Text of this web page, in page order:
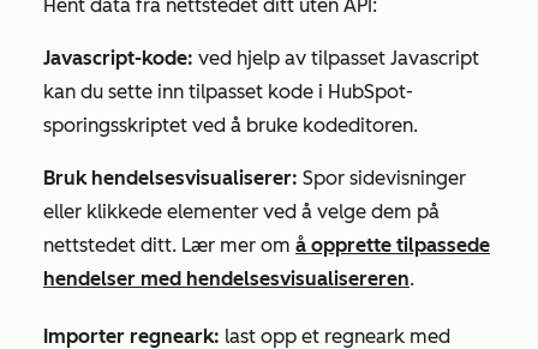
Hent data fra nettstedet ditt uten API:
Javascript-kode: ved hjelp av tilpasset Javascript
kan du sette inn tilpasset kode i HubSpot-
sporingsskriptet ved å bruke kodeditoren.
Bruk hendelsesvisualiserer: Spor sidevisninger
eller klikkede elementer ved å velge dem på
nettstedet ditt. Lær mer om å opprette tilpassede
hendelser med hendelsesvisualisereren.
Importer regneark: last opp et regneark med